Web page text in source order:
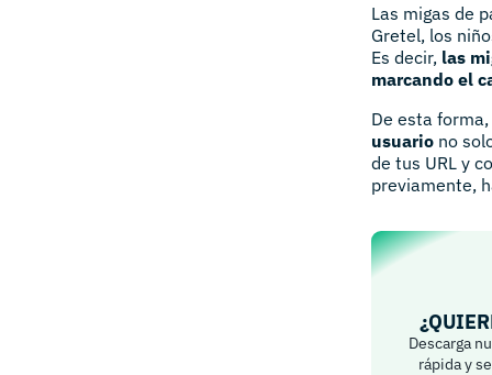
Las migas de
Gretel, los
Es decir, las
marcando el
De esta
usuario no
de tus URL y
previamente,
Descarga
rápida y